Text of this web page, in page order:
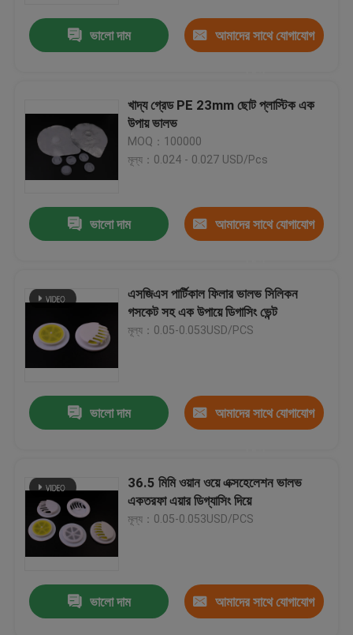
পণ্য
ভিডিও
আমাদের সম্পর্কে
ভালো দাম আমাদের সাথে যোগাযোগ
খাদ্য গ্রেড PE 23mm ছোট প্লাস্টিক এক
উপায় ভালভ
MOQ：100000
মূল্য：0.024 - 0.027 USD/Pcs
ভালো দাম আমাদের সাথে যোগাযোগ
এসজিএস পার্টিকাল ফিলার ভালভ সিলিকন
গসকেট সহ এক উপায়ে ডিগাসিং ভেন্ট
মূল্য：0.05-0.053USD/PCS
ভালো দাম আমাদের সাথে যোগাযোগ
36.5 মিমি ওয়ান ওয়ে এক্সহেলেশন ভালভ
একতরফা এয়ার ডিগ্যাসিং দিয়ে
মূল্য：0.05-0.053USD/PCS
ভালো দাম আমাদের সাথে যোগাযোগ